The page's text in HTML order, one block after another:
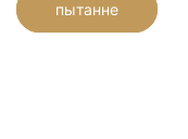
пытанне